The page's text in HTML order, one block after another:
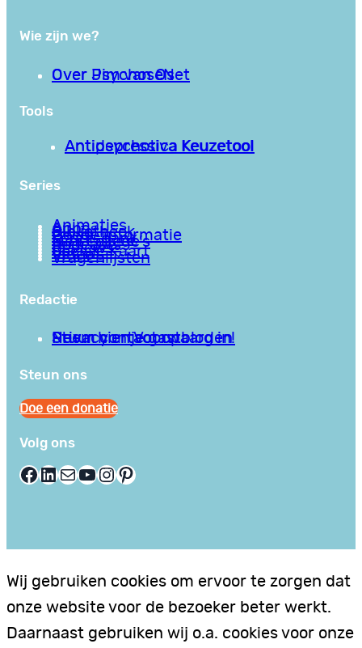
Wie zijn we?
Over PsychoseNet
Over Jim van Os
Tools
Antipsychotica Keuzetool
Antidepressiva Keuzetool
Series
Animaties
Apps
Bibliotheek
Goede informatie
Kennisbank
Mini college’s
Podcasts
Reviews
Sociale Kaart
Video’s
Vragenlijsten
Redactie
Privacy en Voorwaarden
Stuur hier je gastblog in!
Neem contact op
Steun ons
Doe een donatie
Volg ons
Facebook LinkedIn E-mail YouTube InstagramPinterest
Wij gebruiken cookies om ervoor te zorgen dat
onze website voor de bezoeker beter werkt.
Daarnaast gebruiken wij o.a. cookies voor onze